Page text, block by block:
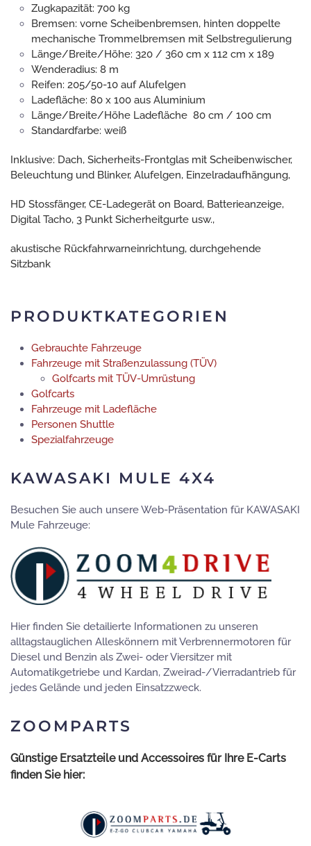
Zugkapazität: 700 kg
Bremsen: vorne Scheibenbremsen, hinten doppelte
mechanische Trommelbremsen mit Selbstregulierung
Länge/Breite/Höhe: 320 / 360 cm x 112 cm x 189
Wenderadius: 8 m
Reifen: 205/50-10 auf Alufelgen
Ladefläche: 80 x 100 aus Aluminium
Länge/Breite/Höhe Ladefläche 80 cm / 100 cm
Standardfarbe: weiß
Inklusive: Dach, Sicherheits-Frontglas mit Scheibenwischer,
Beleuchtung und Blinker, Alufelgen, Einzelradaufhängung,
HD Stossfänger, CE-Ladegerät on Board, Batterieanzeige,
Digital Tacho, 3 Punkt Sicherheitgurte usw.,
akustische Rückfahrwarneinrichtung, durchgehende
Sitzbank
PRODUKTKATEGORIEN
Gebrauchte Fahrzeuge
Fahrzeuge mit Straßenzulassung (TÜV)
Golfcarts mit TÜV-Umrüstung
Golfcarts
Fahrzeuge mit Ladefläche
Personen Shuttle
Spezialfahrzeuge
KAWASAKI MULE 4X4
Besuchen Sie auch unsere Web-Präsentation für KAWASAKI
Mule Fahrzeuge:
Hier finden Sie detailierte Informationen zu unseren
alltagstauglichen Alleskönnern mit Verbrennermotoren für
Diesel und Benzin als Zwei- oder Viersitzer mit
Automatikgetriebe und Kardan, Zweirad-/Vierradantrieb für
jedes Gelände und jeden Einsatzzweck.
ZOOMPARTS
Günstige Ersatzteile und Accessoires für Ihre E-Carts
finden Sie hier: